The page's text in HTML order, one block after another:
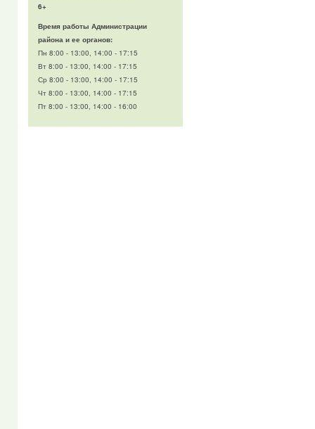
6+
Время работы Администрации
района и ее органов:
Пн 8:00 - 13:00, 14:00 - 17:15
Вт 8:00 - 13:00, 14:00 - 17:15
Ср 8:00 - 13:00, 14:00 - 17:15
Чт 8:00 - 13:00, 14:00 - 17:15
Пт 8:00 - 13:00, 14:00 - 16:00